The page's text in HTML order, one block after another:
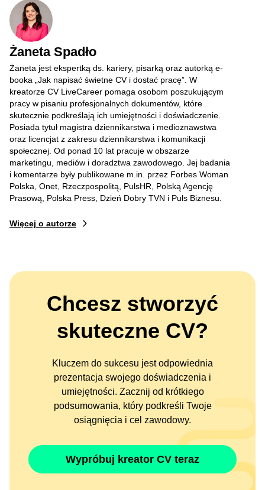
Żaneta Spadło
Żaneta jest ekspertką ds. kariery, pisarką oraz autorką e-
booka „Jak napisać świetne CV i dostać pracę”. W
kreatorze CV LiveCareer pomaga osobom poszukującym
pracy w pisaniu profesjonalnych dokumentów, które
skutecznie podkreślają ich umiejętności i doświadczenie.
Posiada tytuł magistra dziennikarstwa i medioznawstwa
oraz licencjat z zakresu dziennikarstwa i komunikacji
społecznej. Od ponad 10 lat pracuje w obszarze
marketingu, mediów i doradztwa zawodowego. Jej badania
i komentarze były publikowane m.in. przez Forbes Woman
Polska, Onet, Rzeczpospolitą, PulsHR, Polską Agencję
Prasową, Polska Press, Dzień Dobry TVN i Puls Biznesu.
Więcej o autorze
Chcesz stworzyć
skuteczne CV?
Kluczem do sukcesu jest odpowiednia
prezentacja swojego doświadczenia i
umiejętności. Zacznij od krótkiego
podsumowania, który podkreśli Twoje
osiągnięcia i cel zawodowy.
Wypróbuj kreator CV teraz